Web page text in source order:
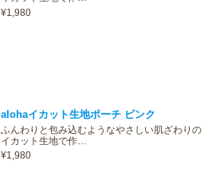
¥1,980
alohaイカット生地ポーチ ピンク
ふんわりと包み込むようなやさしい肌ざわりの
イカット生地で作…
¥1,980